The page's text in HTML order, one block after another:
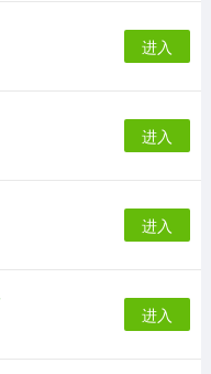
进入
进入
进入
进入